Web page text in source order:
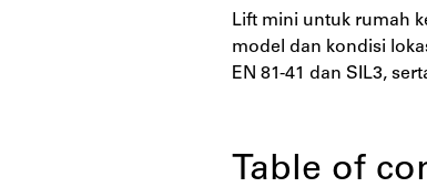
Lift mini untuk rumah
model dan kondisi
EN 81-41 dan SIL3,
Table of